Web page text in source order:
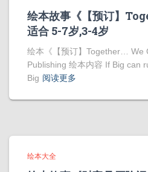
绘本故事《【预订】
适合 5-7岁,3-4岁
绘本《【预订】Together… We
Publishing 绘本内容 If Big
Big 阅读更多
绘本大全